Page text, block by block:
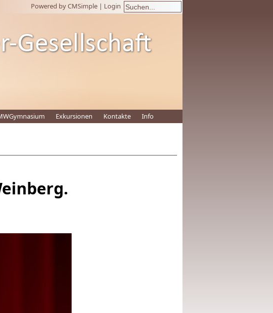
Powered by CMSimple | Login
Exkursionen Kontakte
Info